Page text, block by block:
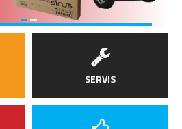
ZOBRAZIŤ
SERVIS